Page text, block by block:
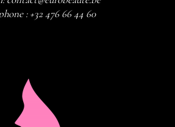
:+32 476 66 44 60